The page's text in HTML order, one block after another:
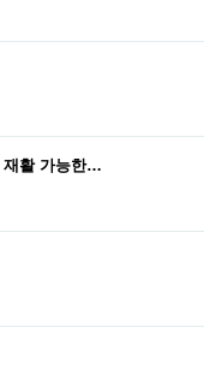
재활 가능한…